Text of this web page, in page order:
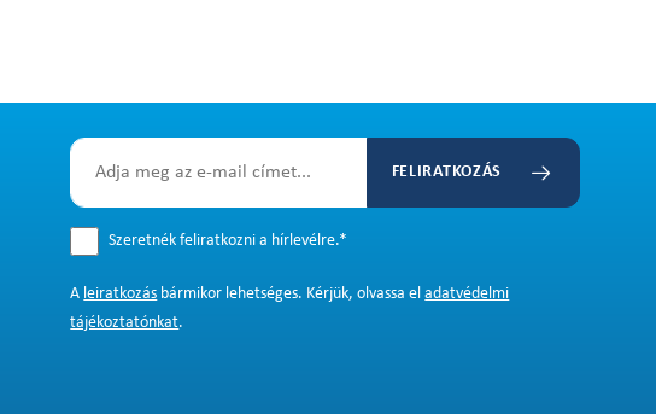
FELIRATKOZÁS
Szeretnék feliratkozni a hírlevélre.*
A leiratkozás bármikor lehetséges. Kérjük, olvassa eladatvédelmi
tájékoztatónkat.